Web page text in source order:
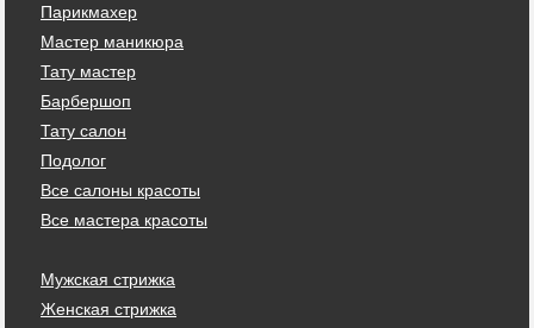
Парикмахер
Мастер маникюра
Тату мастер
Барбершоп
Тату салон
Подолог
Все салоны красоты
Все мастера красоты
Мужская стрижка
Женская стрижка